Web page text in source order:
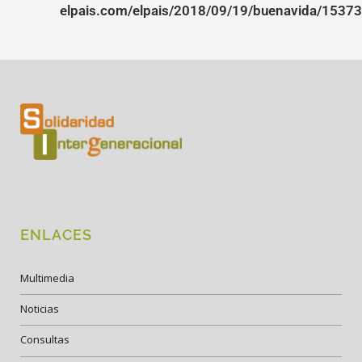
elpais.com/elpais/2018/09/19/buenavida/
ENLACES
Multimedia
Noticias
Consultas